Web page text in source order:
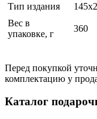
Тип издания
Вес в
упаковке, г
360
Перед покупкой
комплектацию у
Каталог